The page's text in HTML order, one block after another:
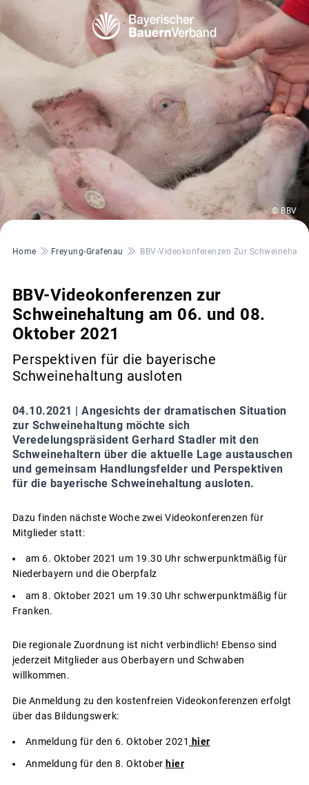
© BBV
Pfadnavigation
Home Freyung-Grafenau BBV-Videokonferenzen Zur
BBV-Videokonferenzen zur
Schweinehaltung am 06. und 08.
Oktober 2021
Perspektiven für die bayerische
Schweinehaltung ausloten
04.10.2021 | Angesichts der dramatischen Situation
zur Schweinehaltung möchte sich
Veredelungspräsident Gerhard Stadler mit den
Schweinehaltern über die aktuelle Lage austauschen
und gemeinsam Handlungsfelder und Perspektiven
für die bayerische Schweinehaltung ausloten.
Dazu finden nächste Woche zwei Videokonferenzen für
Mitglieder statt:
am 6. Oktober 2021 um 19.30 Uhr schwerpunktmäßig für
Niederbayern und die Oberpfalz
am 8. Oktober 2021 um 19.30 Uhr schwerpunktmäßig für
Franken.
Die regionale Zuordnung ist nicht verbindlich! Ebenso sind
jederzeit Mitglieder aus Oberbayern und Schwaben
willkommen.
Die Anmeldung zu den kostenfreien Videokonferenzen erfolgt
über das Bildungswerk:
Anmeldung für den 6. Oktober 2021 hier
Anmeldung für den 8. Oktober hier